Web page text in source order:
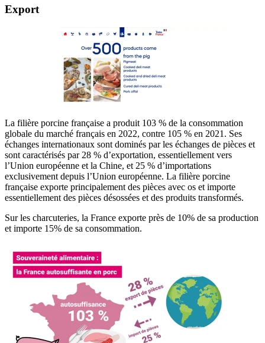
Export
La filière porcine française a produit 103 % de la consommation
globale du marché français en 2022, contre 105 % en 2021. Ses
échanges internationaux sont dominés par les échanges de pièces et
sont caractérisés par 28 % d’exportation, essentiellement vers
l’Union européenne et la Chine, et 25 % d’importations
exclusivement depuis l’Union européenne. La filière porcine
française exporte principalement des pièces avec os et importe
essentiellement des pièces désossées et des produits transformés.
Sur les charcuteries, la France exporte près de 10% de sa production
et importe 15% de sa consommation.